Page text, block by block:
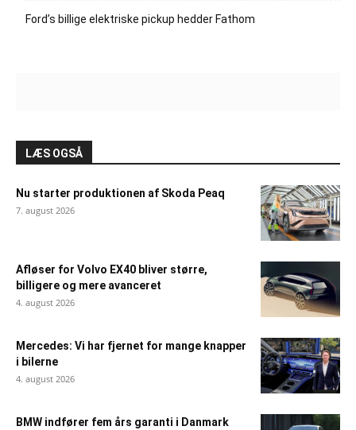
Ford’s billige elektriske pickup hedder Fathom
LÆS OGSÅ
Nu starter produktionen af Skoda Peaq
7. august 2026
Afløser for Volvo EX40 bliver større,
billigere og mere avanceret
4. august 2026
Mercedes: Vi har fjernet for mange knapper
i bilerne
4. august 2026
BMW indfører fem års garanti i Danmark